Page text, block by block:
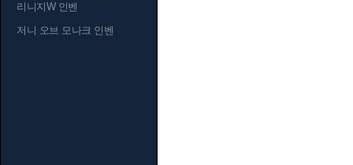
리니지W 인벤
저니 오브 모나크 인벤